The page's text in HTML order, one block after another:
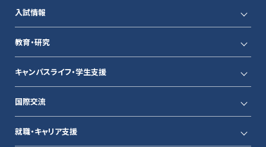
入試情報
教育・研究
キャンパスライフ・学生支援
国際交流
就職・キャリア支援